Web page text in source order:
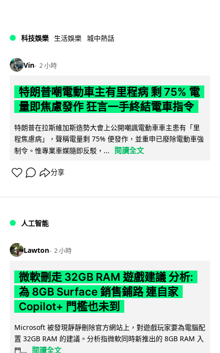
科技娛樂 生活娛樂 城中熱話
Vin 2 小時
特朗普嘲電動車主有里程病 剩 75% 電
量即焦慮發作 狂言一手終結電車指令
特朗普在拉斯維加斯造勢大會上公開嘲諷電動車車主患有「里
程焦慮病」，聲稱電量剩 75% 便發作，並重申已廢除電動車強
制令。惟專業車媒隨即反駁，...
閱讀全文
分享
人工智能
Lawton 2 小時
微軟刪走 32GB RAM 遊戲建議 分析:
為 8GB Surface 銷售鋪路 連自家
Copilot+ 門檻也未到
Microsoft 被發現靜靜刪除官方網站上，對遊戲玩家要為電腦配
置 32GB RAM 的建議。分析指微軟同時新推出的 8GB RAM 入
門...
閱讀全文